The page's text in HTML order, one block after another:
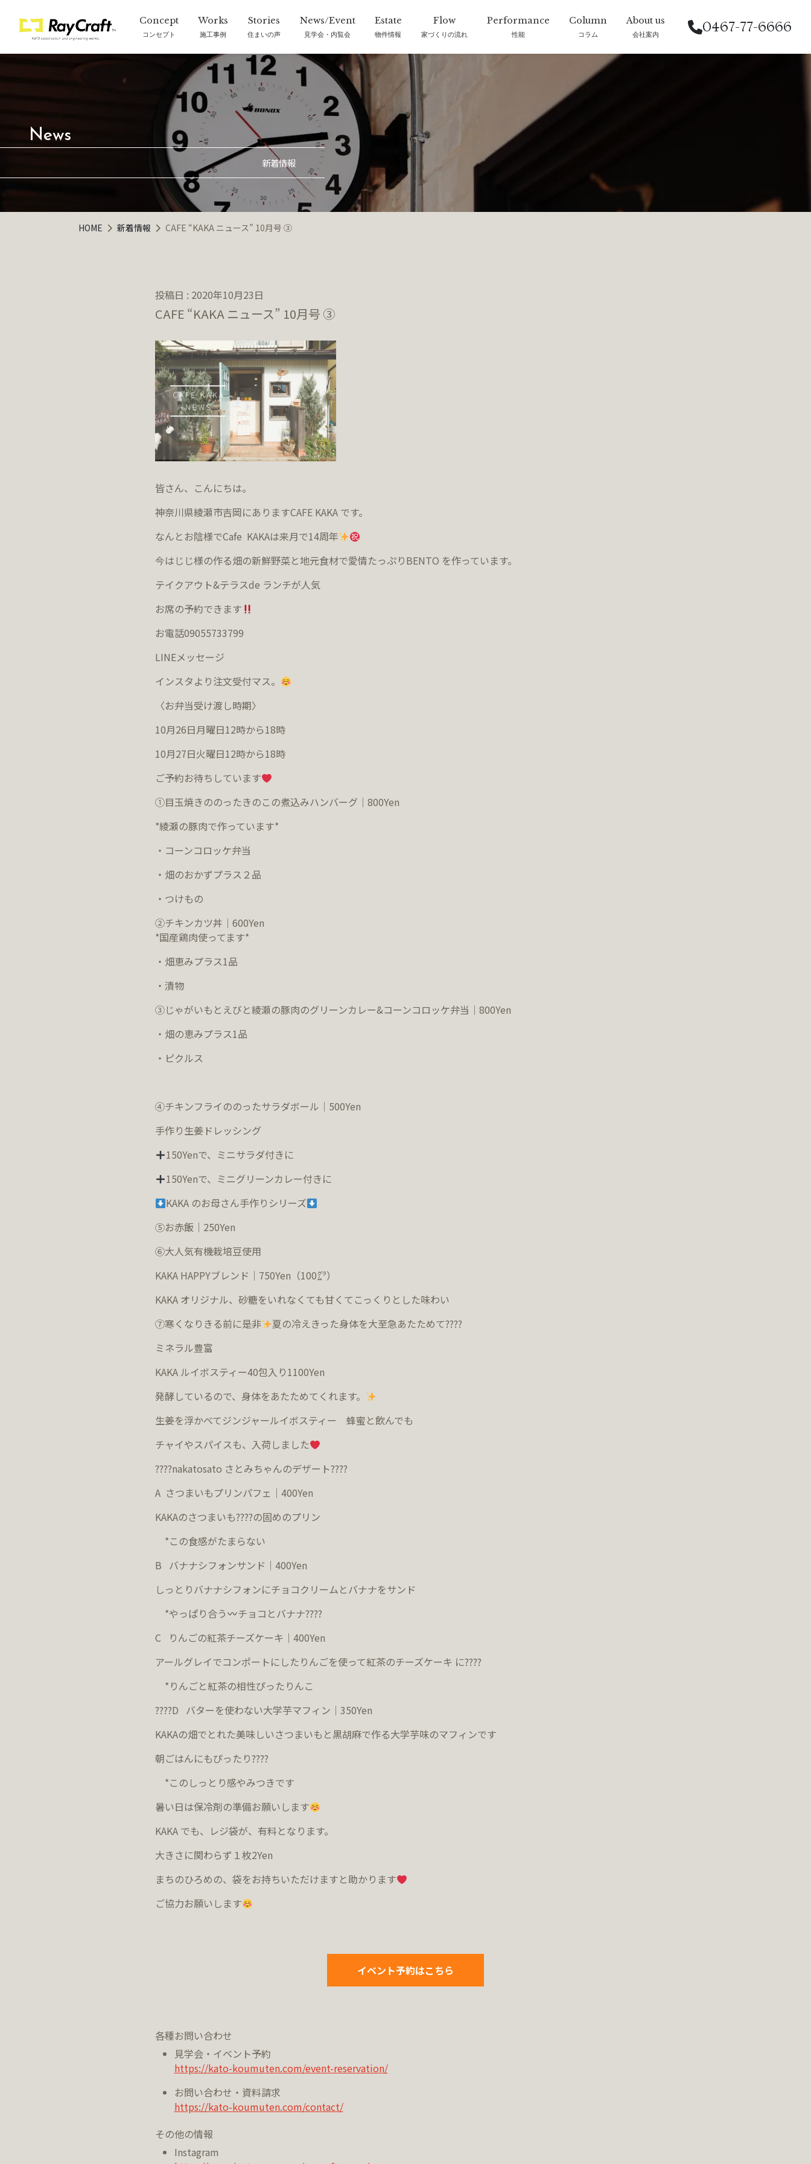
コンセプト 施工事例 住まいの声 見学会・内覧会 物件情報 家づくりの流れ 性能 コラム 会社案内 0467-77-6666
新着情報
HOME 新着情報 CAFE “KAKA ニュース” 10月号 ③
投稿日 : 2020年10月23日
CAFE “KAKA ニュース” 10月号 ③
皆さん、こんにちは。
神奈川県綾瀬市吉岡にありますCAFE KAKA です。
なんとお陰様でCafe KAKAは来月で14周年
今はじじ様の作る畑の新鮮野菜と地元食材で愛情たっぷりBENTO を作っています。
テイクアウト&テラスde ランチが人気
お席の予約できます
お電話09055733799
LINEメッセージ
インスタより注文受付マス。
〈お弁当受け渡し時期〉
10月26日月曜日12時から18時
10月27日火曜日12時から18時
ご予約お待ちしています
①目玉焼きののったきのこの煮込みハンバーグ｜800Yen
*綾瀬の豚肉で作っています*
・コーンコロッケ弁当
・畑のおかずプラス２品
・つけもの
②チキンカツ丼｜600Yen
*国産鶏肉使ってます*
・畑恵みプラス1品
・漬物
③じゃがいもとえびと綾瀬の豚肉のグリーンカレー&コーンコロッケ弁当｜800Yen
・畑の恵みプラス1品
・ピクルス
④チキンフライののったサラダボール｜500Yen
手作り生姜ドレッシング
150Yenで、ミニサラダ付きに
150Yenで、ミニグリーンカレー付きに
KAKA のお母さん手作りシリーズ
⑤お赤飯｜ 250Yen
⑥大人気有機栽培豆使用
KAKA HAPPYブレンド｜750Yen（100㌘）
KAKA オリジナル、砂糖をいれなくても甘くてこっくりとした味わい
⑦寒くなりきる前に是非
夏の冷えきった身体を大至急あたためて????
ミネラル豊富
KAKA ルイボスティー40包入り1100Yen
発酵しているので、身体をあたためてくれます。
生姜を浮かべてジンジャールイボスティー 蜂蜜と飲んでも
チャイやスパイスも、入荷しました
????nakatosato さとみちゃんのデザート????
A さつまいもプリンパフェ｜ 400Yen
KAKAのさつまいも????の固めのプリン
*この食感がたまらない
B バナナシフォンサンド｜ 400Yen
しっとりバナナシフォンにチョコクリームとバナナをサンド
*やっぱり合う チョコとバナナ????
C
りんごの紅茶チーズケーキ｜ 400Yen
アールグレイでコンポートにしたりんごを使って紅茶のチーズケーキ に????
* りんごと紅茶の相性ぴったりんこ
????D バターを使わない大学芋マフィン｜ 350Yen
KAKAの畑でとれた美味しいさつまいもと黒胡麻で作る大学芋味のマフィンです
朝ごはんにもぴったり????
*このしっとり感やみつきです
暑い日は保冷剤の準備お願いします
KAKA でも、レジ袋が、有料となります。
大きさに関わらず１枚2Yen
まちのひろめの、袋をお持ちいただけますと助かります
ご協力お願いします
イベント予約はこちら
各種お問い合わせ
見学会・イベント予約
https://kato-koumuten.com/event-reservation/
お問い合わせ・資料請求
https://kato-koumuten.com/contact/
その他の情報
Instagram